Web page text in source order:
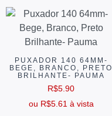
PUXADOR 140 64MM-
BEGE, BRANCO, PRETO
BRILHANTE- PAUMA
R$5.90
ou R$5.61 à vista